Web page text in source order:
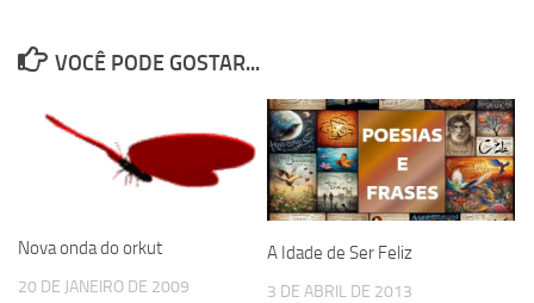
VOCÊ PODE GOSTAR...
Nova onda do orkut
20 DE JANEIRO DE 2009
A Idade de Ser Feliz
3 DE ABRIL DE 2013